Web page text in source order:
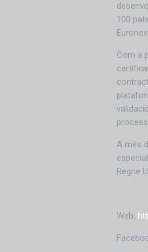
100
Com a
A més
Regne
Web: